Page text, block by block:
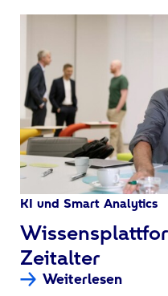
KI und Smart Analytics
:
Zeitalter
Weiterlesen